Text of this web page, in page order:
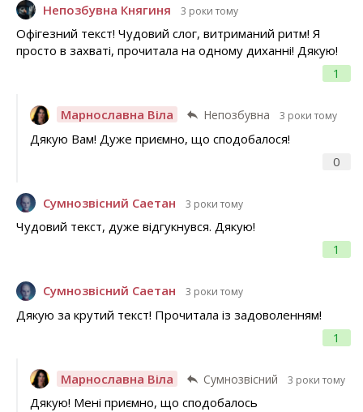
Непозбувна Княгиня 3 роки тому
1
Офігезний текст! Чудовий слог, витриманий ритм! Я
просто в захваті, прочитала на одному диханні! Дякую!
Марнославна Віла Непозбувна 3 роки тому
0
Дякую Вам! Дуже приємно, що сподобалося!
Сумнозвісний Саетан 3 роки тому
1
Чудовий текст, дуже відгукнувся. Дякую!
Сумнозвісний Саетан 3 роки тому
1
Дякую за крутий текст! Прочитала із задоволенням!
Марнославна Віла Сумнозвісний 3 роки тому
Дякую! Мені приємно, що сподобалось